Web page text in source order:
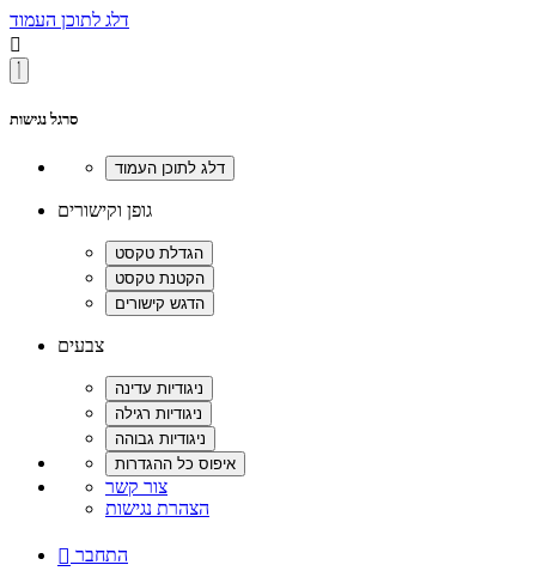
דלג לתוכן העמוד

סרגל נגישות
גופן וקישורים
צבעים
צור קשר
הצהרת נגישות
 התחבר